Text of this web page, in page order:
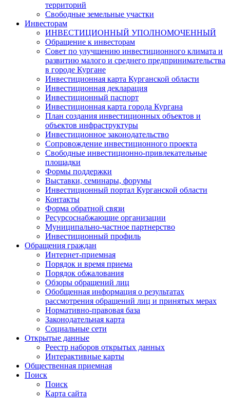
территорий
Свободные земельные участки
Инвесторам
ИНВЕСТИЦИОННЫЙ УПОЛНОМОЧЕННЫЙ
Обращение к инвесторам
Совет по улучшению инвестиционного климата и
развитию малого и среднего предпринимательства
в городе Кургане
Инвестиционная карта Курганской области
Инвестиционная декларация
Инвестиционный паспорт
Инвестиционная карта города Кургана
План создания инвестиционных объектов и
объектов инфраструктуры
Инвестиционное законодательство
Сопровождение инвестиционного проекта
Свободные инвестиционно-привлекательные
площадки
Формы поддержки
Выставки, семинары, форумы
Инвестиционный портал Курганской области
Контакты
Форма обратной связи
Ресурсоснабжающие организации
Муниципально-частное партнерство
Инвестиционный профиль
Обращения граждан
Интернет-приемная
Порядок и время приема
Порядок обжалования
Обзоры обращений лиц
Обобщенная информация о результатах
рассмотрения обращений лиц и принятых мерах
Нормативно-правовая база
Законодательная карта
Социальные сети
Открытые данные
Реестр наборов открытых данных
Интерактивные карты
Общественная приемная
Поиск
Поиск
Карта сайта